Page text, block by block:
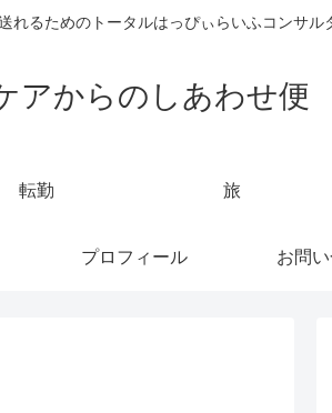
れるためのトータルはっぴぃらいふコンサル
アからのしあわせ便
転勤 旅
プロフィール お問